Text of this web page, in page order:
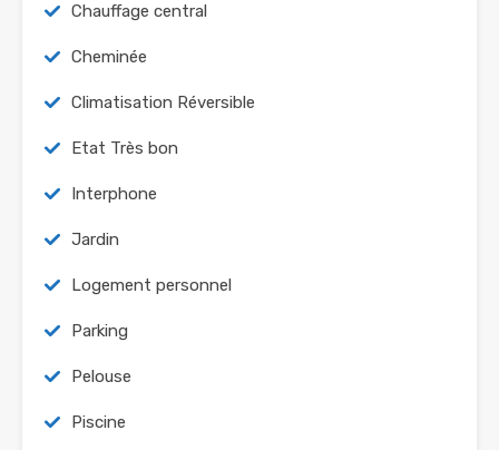
Chauffage central
Cheminée
Climatisation Réversible
Etat Très bon
Interphone
Jardin
Logement personnel
Parking
Pelouse
Piscine